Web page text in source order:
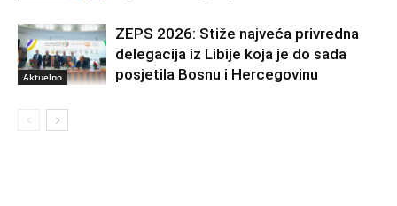
Aktuelno
ZEPS 2026: Stiže najveća privredna
delegacija iz Libije koja je do sada
posjetila Bosnu i Hercegovinu